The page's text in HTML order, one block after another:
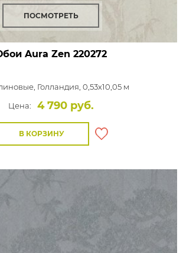
ПОСМОТРЕТЬ
Aura Zen 220272
Голландия, 0,53x10,05 м
Цена:
4 790 руб.
В КОРЗИНУ